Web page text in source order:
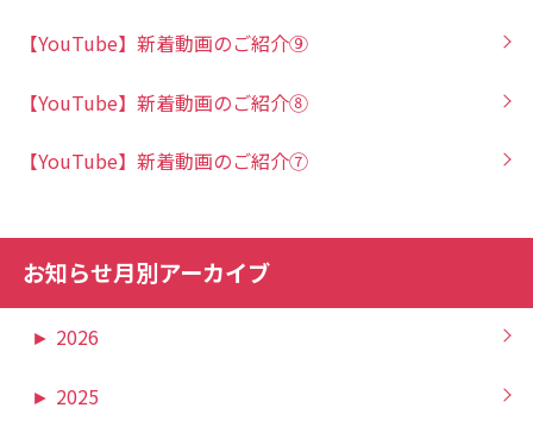
【YouTube】新着動画のご紹介⑨
【YouTube】新着動画のご紹介⑧
【YouTube】新着動画のご紹介⑦
お知らせ月別アーカイブ
► 2026
► 2025